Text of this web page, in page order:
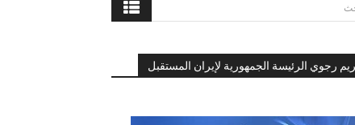
رجوي الرئيسة الجمهورية لإيران المستقبل